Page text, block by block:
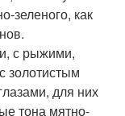
зеленого, как
с рыжими,
золотистым
для них
тона мятно-